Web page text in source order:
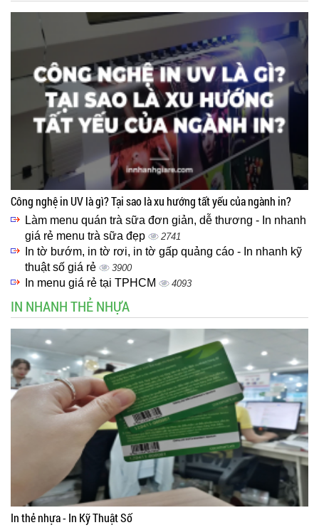
Công nghệ in UV là gì? Tại sao là xu hướng tất yếu của ngành in?
Làm menu quán trà sữa đơn giản, dễ thương - In nhanh
giá rẻ menu trà sữa đẹp
2741
In tờ bướm, in tờ rơi, in tờ gấp quảng cáo - In nhanh kỹ
thuật số giá rẻ
3900
In menu giá rẻ tại TPHCM 4093
IN NHANH THẺ NHỰA
In thẻ nhựa - In Kỹ Thuật Số